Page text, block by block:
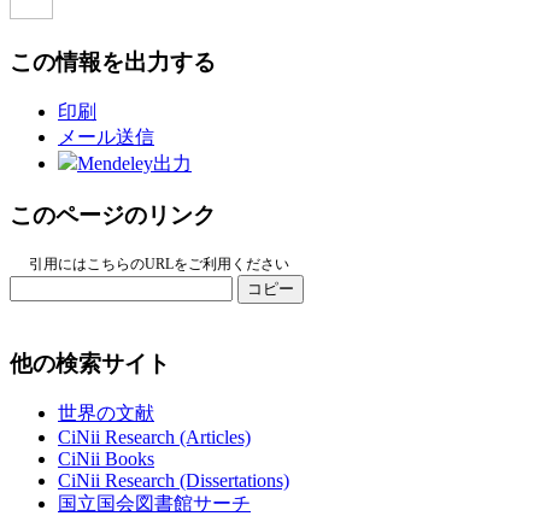
この情報を出力する
印刷
メール送信
Mendeley出力
このページのリンク
引用にはこちらのURLをご利用ください
コピー
他の検索サイト
世界の文献
CiNii Research (Articles)
CiNii Books
CiNii Research (Dissertations)
国立国会図書館サーチ